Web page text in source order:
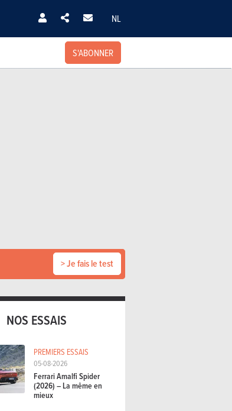
NL
S'ABONNER
> Je fais le test
NOS ESSAIS
PREMIERS ESSAIS
05-08-2026
Ferrari Amalfi Spider
(2026) – La même en
mieux